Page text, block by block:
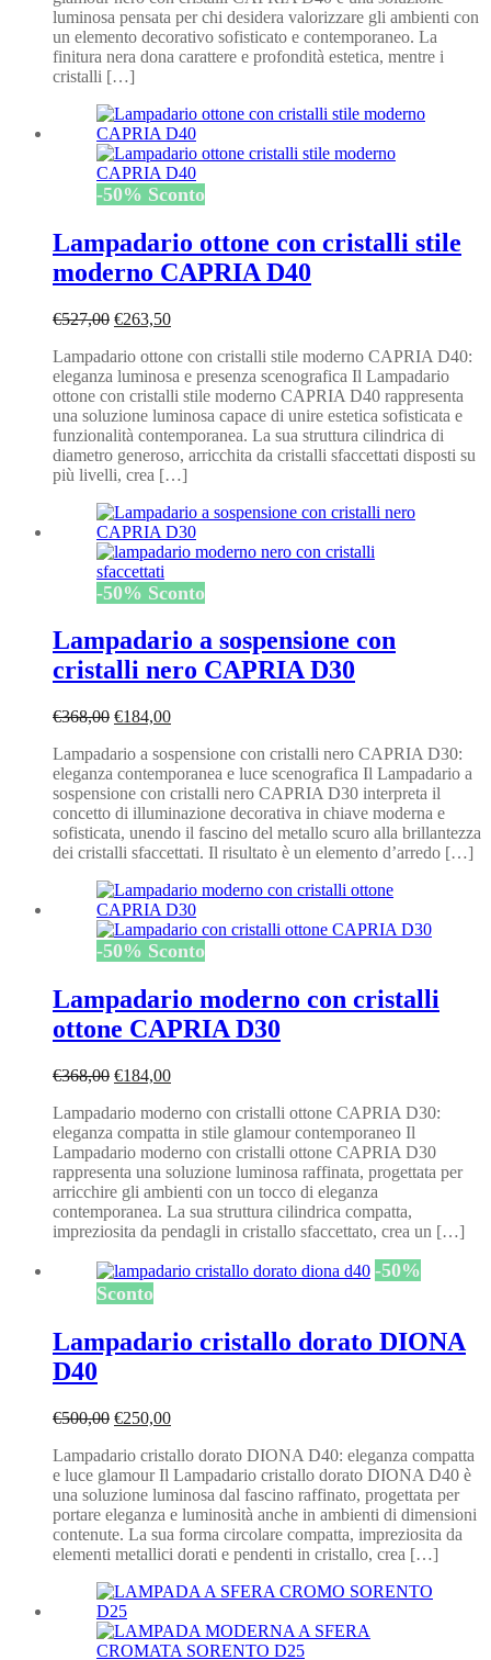
luminosa pensata per chi desidera valorizzare gli ambienti con
un elemento decorativo sofisticato e contemporaneo. La
finitura nera dona carattere e profondità estetica, mentre i
cristalli […]
-50% Sconto
Lampadario ottone con cristalli stile
moderno CAPRIA D40
€527,00 Il
originale
era:
€527,00.
€263,50Il
attuale
è:
€263,50.
Lampadario ottone con cristalli stile moderno CAPRIA D40:
eleganza luminosa e presenza scenografica Il Lampadario
ottone con cristalli stile moderno CAPRIA D40 rappresenta
una soluzione luminosa capace di unire estetica sofisticata e
funzionalità contemporanea. La sua struttura cilindrica di
diametro generoso, arricchita da cristalli sfaccettati disposti su
più livelli, crea […]
-50% Sconto
Lampadario a sospensione con
cristalli nero CAPRIA D30
€368,00 Il
originale
era:
€368,00.
€184,00Il
attuale
è:
€184,00.
Lampadario a sospensione con cristalli nero CAPRIA D30:
eleganza contemporanea e luce scenografica Il Lampadario a
sospensione con cristalli nero CAPRIA D30 interpreta il
concetto di illuminazione decorativa in chiave moderna e
sofisticata, unendo il fascino del metallo scuro alla brillantezza
dei cristalli sfaccettati. Il risultato è un elemento d’arredo […]
-50% Sconto
Lampadario moderno con cristalli
ottone CAPRIA D30
€368,00 Il
originale
era:
€368,00.
€184,00Il
attuale
è:
€184,00.
Lampadario moderno con cristalli ottone CAPRIA D30:
eleganza compatta in stile glamour contemporaneo Il
Lampadario moderno con cristalli ottone CAPRIA D30
rappresenta una soluzione luminosa raffinata, progettata per
arricchire gli ambienti con un tocco di eleganza
contemporanea. La sua struttura cilindrica compatta,
impreziosita da pendagli in cristallo sfaccettato, crea un […]
-50%
Sconto
Lampadario cristallo dorato DIONA
D40
€500,00 Il
originale
era:
€500,00.
€250,00Il
attuale
è:
€250,00.
Lampadario cristallo dorato DIONA D40: eleganza compatta
e luce glamour Il Lampadario cristallo dorato DIONA D40 è
una soluzione luminosa dal fascino raffinato, progettata per
portare eleganza e luminosità anche in ambienti di dimensioni
contenute. La sua forma circolare compatta, impreziosita da
elementi metallici dorati e pendenti in cristallo, crea […]